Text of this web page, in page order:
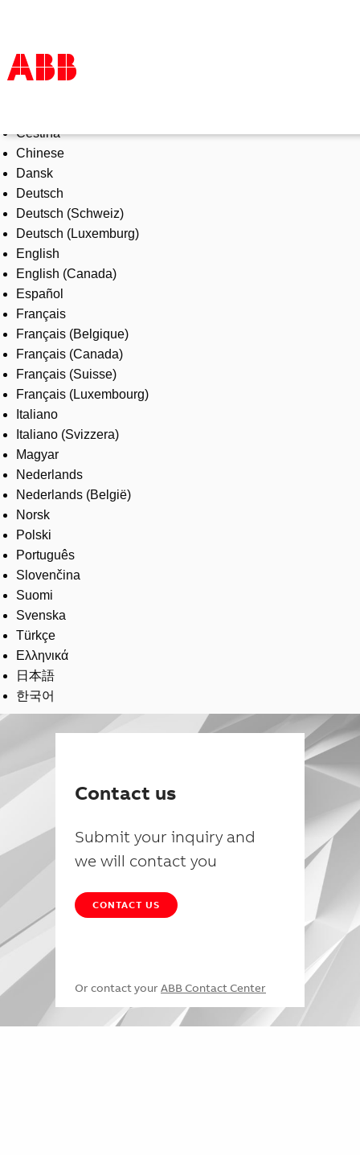
Products & Solutions
Industries
Services
About us
Where to buy
Contact us
Careers
Čeština
Chinese
Dansk
Deutsch
Deutsch (Schweiz)
Deutsch (Luxemburg)
English
English (Canada)
Español
Français
Français (Belgique)
Français (Canada)
Français (Suisse)
Français (Luxembourg)
Italiano
Italiano (Svizzera)
Magyar
Nederlands
Nederlands (België)
Norsk
Polski
Português
Slovenčina
Suomi
Svenska
Türkçe
Ελληνικά
日本語
한국어
Contact us
Submit your inquiry and
we will contact you
CONTACT US
Or contact your ABB Contact Center